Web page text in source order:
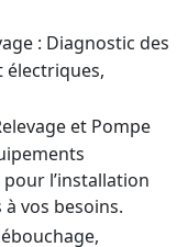
: Diagnostic des
électriques,
et Pompe
l’installation
vos besoins.